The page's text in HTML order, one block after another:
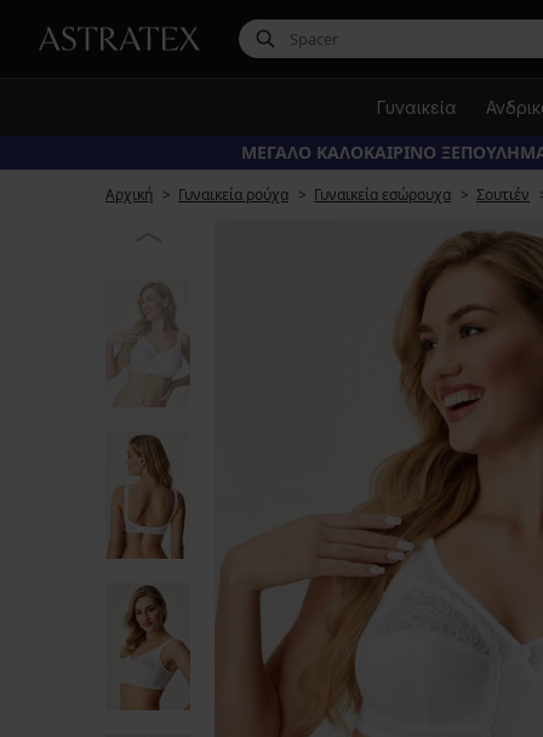
Γυναικεία
ΜΕΓΑΛΟ ΚΑΛΟΚΑΙΡΙΝΟ
Αρχική Γυναικεία ρούχα Γυναικεία εσώρουχα Σουτιέν